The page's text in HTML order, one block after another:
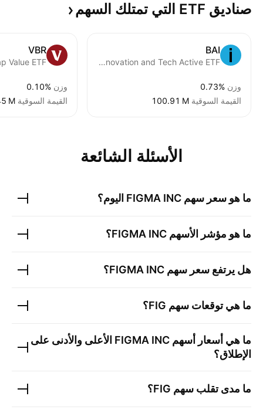
صناديق ETF التي تمتلك السهم
BAI
iShares A.I. Innovation and Tech Active ETF
وزن 0.73%
القيمة السوقية ‪100.91 M‬
VBR
وزن 0.10%
القيمة السوقية M‬
الأسئلة الشائعة
ما هو سعر سهم FIGMA INC اليوم؟
ما هو مؤشر الأسهم FIGMA INC؟
هل يرتفع سعر سهم FIGMA INC؟
ما هي توقعات سهم FIG؟
ما هي أسعار أسهم FIGMA INC الأعلى والأدنى على
الإطلاق؟
ما مدى تقلب سهم FIG؟